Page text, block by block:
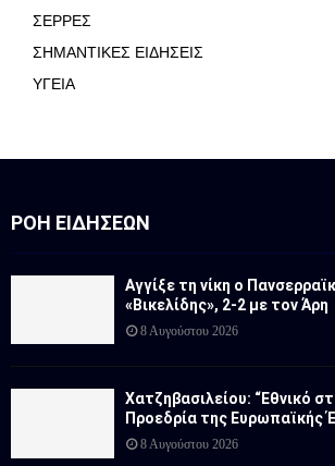
ΣΕΡΡΕΣ
ΣΗΜΑΝΤΙΚΕΣ ΕΙΔΗΣΕΙΣ
ΥΓΕΙΑ
ΡΟΉ ΕΙΔΉΣΕΩΝ
Αγγίξε τη νίκη ο
«Βικελίδης», 2-2 με τον Άρη
8 Αυγούστου 2026
Χατζηβασιλείου: “Εθνικό
Προεδρία της Ευρωπαϊκής
8 Αυγούστου 2026